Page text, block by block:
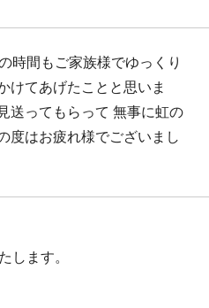
時間もご家族様でゆっくり
けてあげたことと思いま
送ってもらって 無事に虹の
度はお疲れ様でございまし
します。